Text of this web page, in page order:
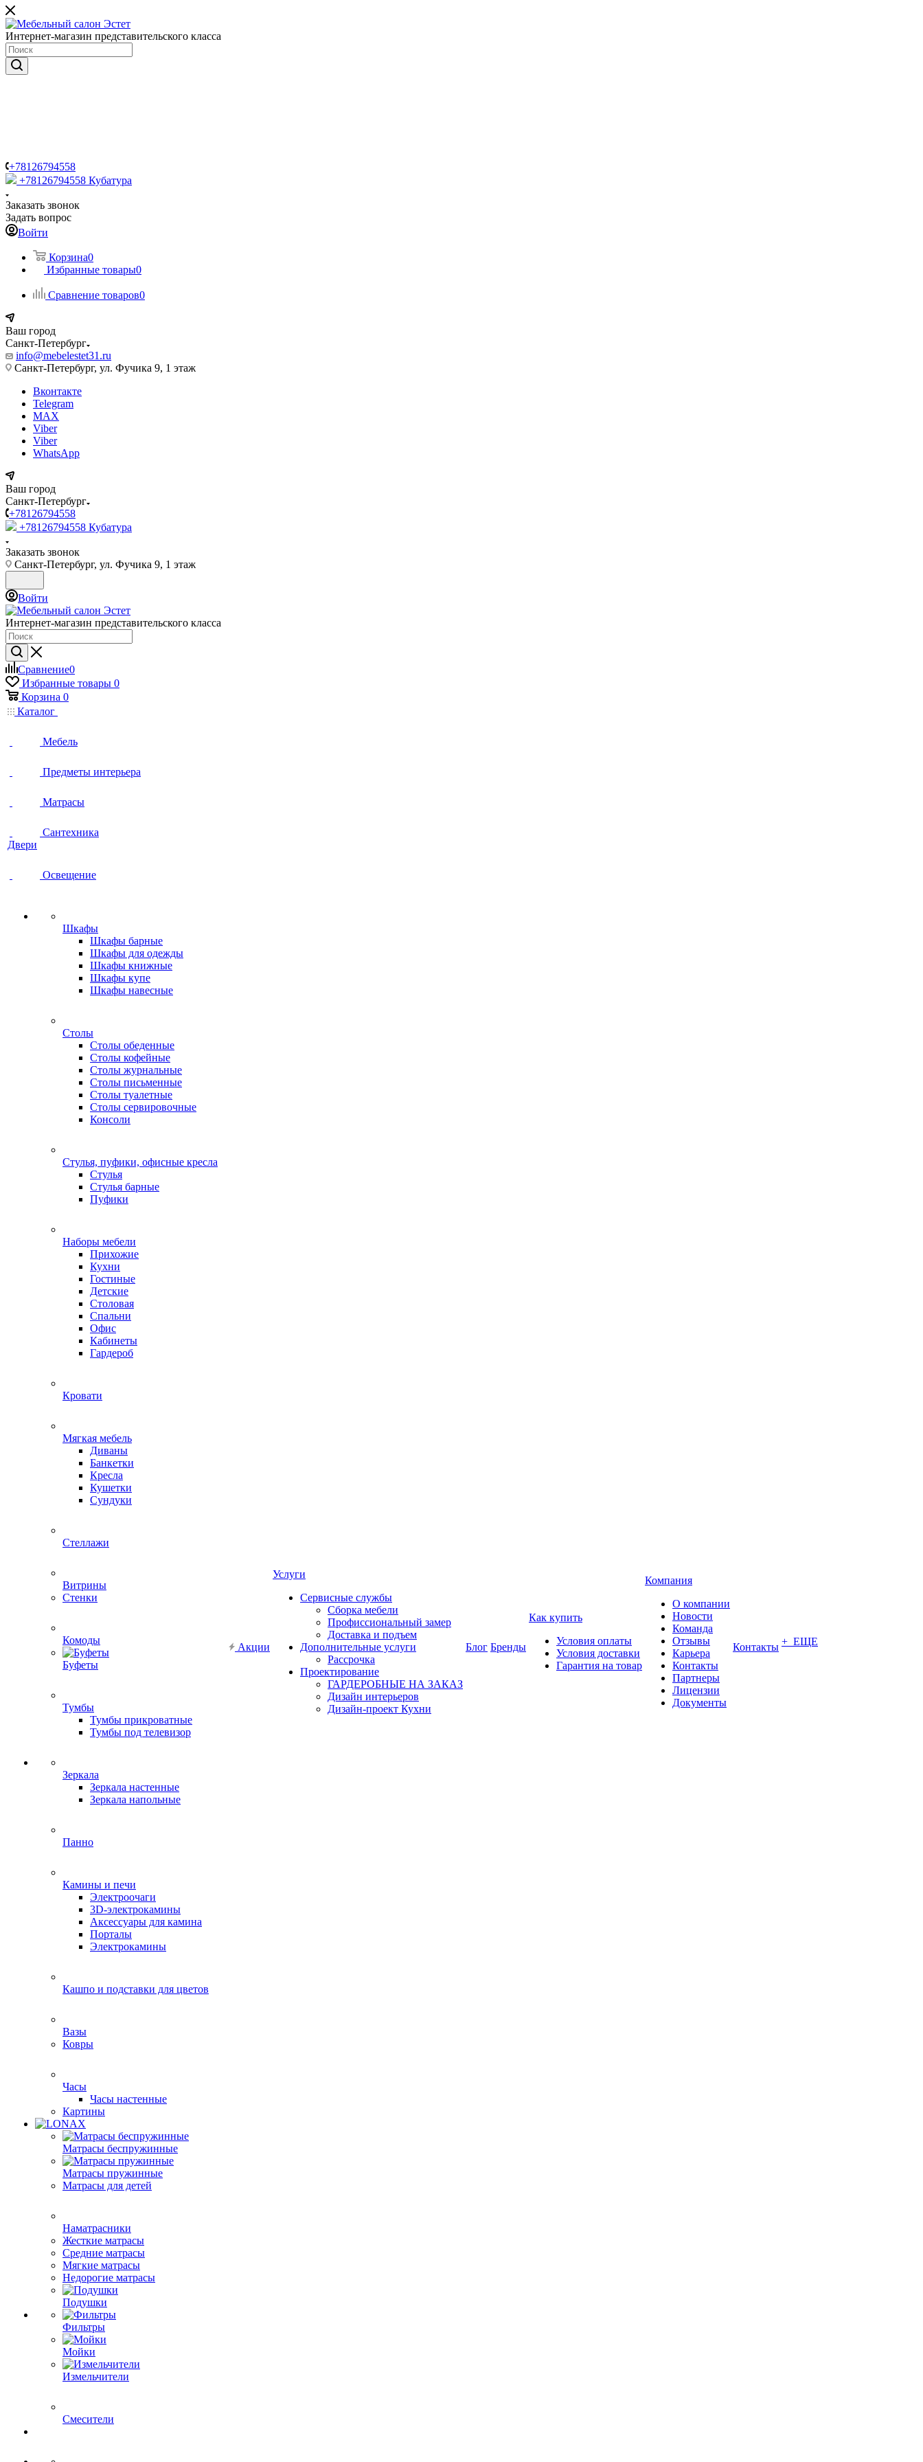
Интернет-магазин представительского класса
+78126794558
+78126794558 Кубатура
Заказать звонок
Задать вопрос
Войти
Корзина0
Избранные товары0
Сравнение товаров0
Ваш город
Санкт-Петербург
info@mebelestet31.ru
Санкт-Петербург, ул. Фучика 9, 1 этаж
Вконтакте
Telegram
MAX
Viber
Viber
WhatsApp
Ваш город
Санкт-Петербург
+78126794558
+78126794558 Кубатура
Заказать звонок
Санкт-Петербург, ул. Фучика 9, 1 этаж
Войти
Интернет-магазин представительского класса
Сравнение0
Избранные товары 0
Корзина 0
Каталог
Мебель
Предметы интерьера
Матрасы
Сантехника
Двери
Освещение
Шкафы
Шкафы барные
Шкафы для одежды
Шкафы книжные
Шкафы купе
Шкафы навесные
Столы
Столы обеденные
Столы кофейные
Столы журнальные
Столы письменные
Столы туалетные
Столы сервировочные
Консоли
Стулья, пуфики, офисные кресла
Стулья
Стулья барные
Пуфики
Наборы мебели
Прихожие
Кухни
Гостиные
Детские
Столовая
Спальни
Офис
Кабинеты
Гардероб
Кровати
Мягкая мебель
Диваны
Банкетки
Кресла
Кушетки
Сундуки
Стеллажи
Витрины
Стенки
Комоды
Буфеты
Тумбы
Тумбы прикроватные
Тумбы под телевизор
Зеркала
Зеркала настенные
Зеркала напольные
Панно
Камины и печи
Электроочаги
3D-электрокамины
Аксессуары для камина
Порталы
Электрокамины
Кашпо и подставки для цветов
Вазы
Ковры
Часы
Часы настенные
Картины
Матрасы беспружинные
Матрасы пружинные
Матрасы для детей
Наматрасники
Жесткие матрасы
Средние матрасы
Мягкие матрасы
Недорогие матрасы
Подушки
Фильтры
Мойки
Измельчители
Смесители
Акции
Услуги
Сервисные службы
Сборка мебели
Профиссиональный замер
Доставка и подъем
Дополнительные услуги
Рассрочка
Проектирование
ГАРДЕРОБНЫЕ НА ЗАКАЗ
Дизайн интерьеров
Дизайн-проект Кухни
Блог Бренды
Как купить
Условия оплаты
Условия доставки
Гарантия на товар
Компания
О компании
Новости
Команда
Отзывы
Карьера
Контакты
Партнеры
Лицензии
Документы
Контакты + ЕЩЕ